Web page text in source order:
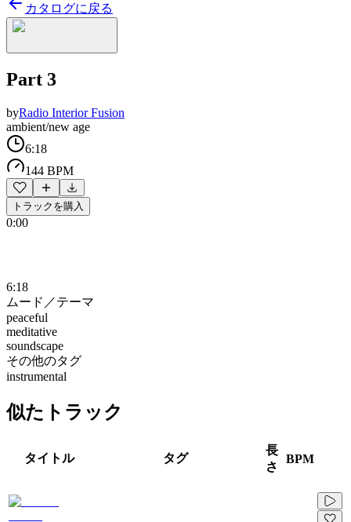
カタログに戻る
Part 3
byRadio Interior Fusion
ambient/new age
6:18
144 BPM
トラックを購入
0:00
6:18
ムード／テーマ
peaceful
meditative
soundscape
その他のタグ
instrumental
似たトラック
タイトル タグ
長
さ
BPM